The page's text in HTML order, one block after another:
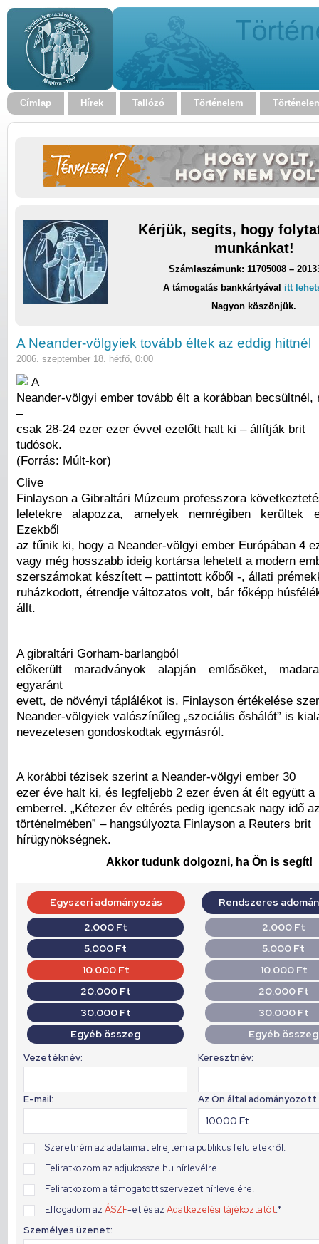
Címlap Hírek Tallózó Történelem
Kérjük, segíts, hogy
munkánkat!
Számlaszámunk: 11705008 –
A támogatás bankkártyával itt
Nagyon köszönjük.
A Neander-völgyiek tovább éltek az eddig hittnél
2006. szeptember 18. hétfő, 0:00
A
Neander-völgyi ember tovább élt a korábban becsültnél,
–
csak 28-24 ezer ezer évvel ezelőtt halt ki – állítják brit
tudósok.
(Forrás: Múlt-kor)
Clive
Finlayson a Gibraltári Múzeum professzora
leletekre alapozza, amelyek nemrégiben kerültek
Ezekből
az tűnik ki, hogy a Neander-völgyi ember Európában 4
vagy még hosszabb ideig kortársa lehetett a modern
szerszámokat készített – pattintott kőből -, állati
ruházkodott, étrendje változatos volt, bár főképp
állt.
A gibraltári Gorham-barlangból
előkerült maradványok alapján emlősöket,
egyaránt
evett, de növényi táplálékot is. Finlayson értékelése
Neander-völgyiek valószínűleg „szociális őshálót” is
nevezetesen gondoskodtak egymásról.
A korábbi tézisek szerint a Neander-völgyi ember 30
ezer éve halt ki, és legfeljebb 2 ezer éven át élt együtt a
emberrel. „Kétezer év eltérés pedig igencsak nagy idő
történelmében” – hangsúlyozta Finlayson a Reuters brit
hírügynökségnek.
Akkor tudunk dolgozni, ha Ön is segít!